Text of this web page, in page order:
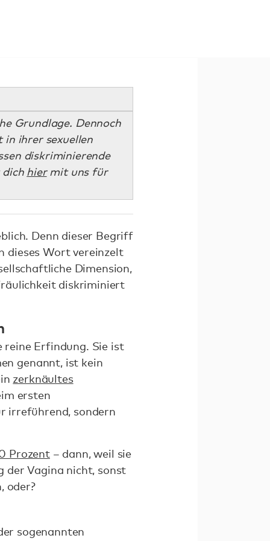
Grundlage. Dennoch
ihrer sexuellen
diskriminierende
hiermit uns für
Denn dieser Begriff
dieses Wort vereinzelt
Dimension,
diskriminiert
reine Erfindung. Sie ist
genannt, ist kein
zerknäultes
ersten
irreführend, sondern
Prozent– dann, weil sie
der Vagina nicht, sonst
oder?
sogenannten